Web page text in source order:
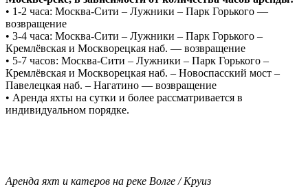
• 1-2 часа: Москва-Сити – Лужники – Парк Горького —
возвращение
• 3-4 часа: Москва-Сити – Лужники – Парк Горького –
Кремлёвская и Москворецкая наб. — возвращение
• 5-7 часов: Москва-Сити – Лужники – Парк Горького –
Кремлёвская и Москворецкая наб. – Новоспасский мост –
Павелецкая наб. – Нагатино — возвращение
• Аренда яхты на сутки и более рассматривается в
индивидуальном порядке.
Аренда яхт и катеров на реке Волге / Круиз